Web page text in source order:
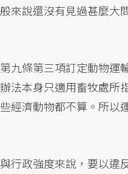
來說還沒有見過甚麼大
九條第三項訂定動物
法本身只適用畜牧處所
經濟動物都不算。所以
行政強度來說，要以違